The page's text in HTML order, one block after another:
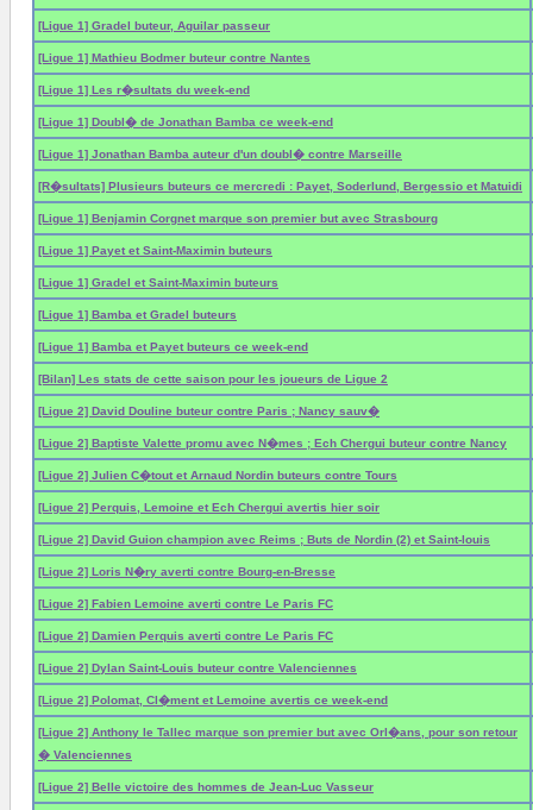
[Ligue 1] Gradel buteur, Aguilar passeur
[Ligue 1] Mathieu Bodmer buteur contre Nantes
[Ligue 1] Les r�sultats du week-end
[Ligue 1] Doubl� de Jonathan Bamba ce week-end
[Ligue 1] Jonathan Bamba auteur d'un doubl� contre Marseille
[R�sultats] Plusieurs buteurs ce mercredi : Payet, Soderlund, Bergessio et Matuidi
[Ligue 1] Benjamin Corgnet marque son premier but avec Strasbourg
[Ligue 1] Payet et Saint-Maximin buteurs
[Ligue 1] Gradel et Saint-Maximin buteurs
[Ligue 1] Bamba et Gradel buteurs
[Ligue 1] Bamba et Payet buteurs ce week-end
[Bilan] Les stats de cette saison pour les joueurs de Ligue 2
[Ligue 2] David Douline buteur contre Paris ; Nancy sauv�
[Ligue 2] Baptiste Valette promu avec N�mes ; Ech Chergui buteur contre Nancy
[Ligue 2] Julien C�tout et Arnaud Nordin buteurs contre Tours
[Ligue 2] Perquis, Lemoine et Ech Chergui avertis hier soir
[Ligue 2] David Guion champion avec Reims ; Buts de Nordin (2) et Saint-louis
[Ligue 2] Loris N�ry averti contre Bourg-en-Bresse
[Ligue 2] Fabien Lemoine averti contre Le Paris FC
[Ligue 2] Damien Perquis averti contre Le Paris FC
[Ligue 2] Dylan Saint-Louis buteur contre Valenciennes
[Ligue 2] Polomat, Cl�ment et Lemoine avertis ce week-end
[Ligue 2] Anthony le Tallec marque son premier but avec Orl�ans, pour son retour
� Valenciennes
[Ligue 2] Belle victoire des hommes de Jean-Luc Vasseur